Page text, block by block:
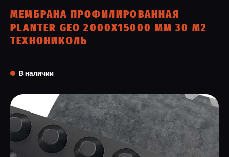
КАТАЛОГ
УСЛУГИ
КОНТАКТЫ
МЕМБРАНА ПРОФИЛИРОВАННАЯ
PLANTER GEO 2000Х15000 ММ 30 М2
ТЕХНОНИКОЛЬ
В наличии